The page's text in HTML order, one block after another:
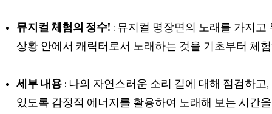
뮤지컬 체험의 정수! : 뮤지컬 명장면의 노래를 가지
상황 안에서 캐릭터로서 노래하는 것을 기초부터 체
세부 내용 : 나의 자연스러운 소리 길에 대해 점검하
있도록 감정적 에너지를 활용하여 노래해 보는 시간